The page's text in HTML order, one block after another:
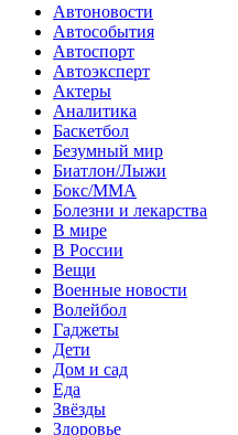
Автоновости
Автособытия
Автоспорт
Автоэксперт
Актеры
Аналитика
Баскетбол
Безумный мир
Биатлон/Лыжи
Бокс/MMA
Болезни и лекарства
В мире
В России
Вещи
Военные новости
Волейбол
Гаджеты
Дети
Дом и сад
Еда
Звёзды
Здоровье